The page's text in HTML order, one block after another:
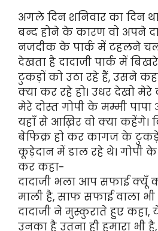
अगले दिन शनिवार का दिन
बन्द होने के कारण वो अपने
नजदीक के पार्क में टहलने
देखता है दादाजी पार्क में
टुकड़ों को उठा रहे हैं, उसने
क्या कर रहे हो। उधर देखो
मेरे दोस्त गोपी के मम्मी
यहाँ से आख़िर वो क्या कहेंगे।
बेफिक्र हो कर कागज के
कूड़ेदान में डाल रहे थे। गोपी
कर कहा-
दादाजी भला आप सफाई क्यूँ
माली है, साफ सफाई वाला भी
दादाजी ने मुस्कुराते हुए कहा,
उनका है उतना ही हमारा भी